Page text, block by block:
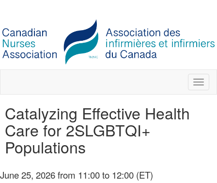
Catalyzing Effective Health
Care for 2SLGBTQI+
Populations
June 25, 2026 from 11:00 to 12:00 (ET)